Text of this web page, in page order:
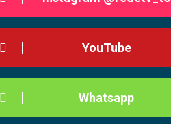
YouTube
Whatsapp